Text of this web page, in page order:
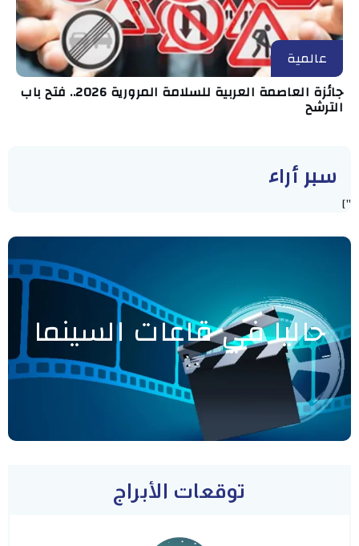
عالمية
جائزة العاصمة العربية للسلامة المرورية 2026.. فتح باب
الترشح
سبر أراء
"]
حاليا في قاعات السينما
توقعات الأبراج